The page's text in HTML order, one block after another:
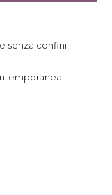
senza confini